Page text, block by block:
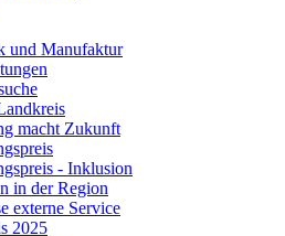
und Manufaktur
macht Zukunft
- Inklusion
in der Region
externe Service
2025